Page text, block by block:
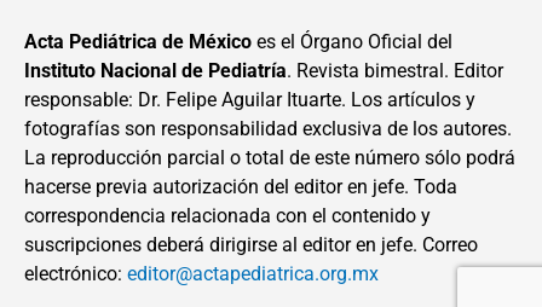
Acta Pediátrica de México es el Órgano Oficial del
Instituto Nacional de Pediatría. Revista bimestral. Editor
responsable: Dr. Felipe Aguilar Ituarte. Los artículos y
fotografías son responsabilidad exclusiva de los autores.
La reproducción parcial o total de este número sólo podrá
hacerse previa autorización del editor en jefe. Toda
correspondencia relacionada con el contenido y
suscripciones deberá dirigirse al editor en jefe. Correo
electrónico: editor@actapediatrica.org.mx